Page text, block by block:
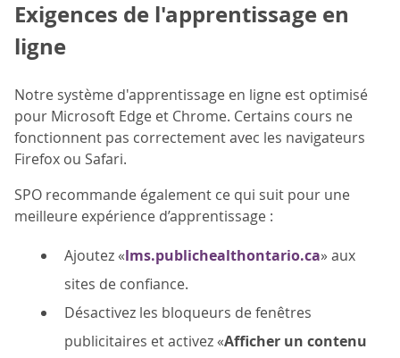
Exigences de l'apprentissage en
ligne
Notre système d'apprentissage en ligne est optimisé
pour Microsoft Edge et Chrome. Certains cours ne
fonctionnent pas correctement avec les navigateurs
Firefox ou Safari.
SPO recommande également ce qui suit pour une
meilleure expérience d’apprentissage :
Ajoutez «lms.publichealthontario.ca» aux
sites de confiance.
Désactivez les bloqueurs de fenêtres
publicitaires et activez «Afficher un contenu